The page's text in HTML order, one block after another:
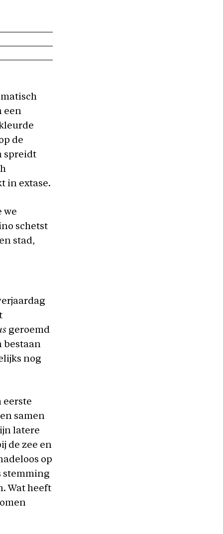
een
de
spreidt
in extase.
we
schetst
stad,
geroemd
bestaan
nog
eerste
samen
latere
de zee en
op
stemming
Wat heeft